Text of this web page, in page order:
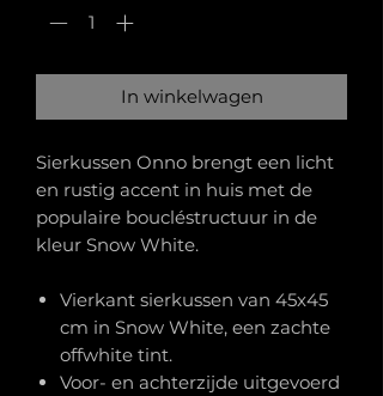
In winkelwagen
Sierkussen Onno brengt een licht
en rustig accent in huis met de
populaire boucléstructuur in de
kleur Snow White.
Vierkant sierkussen van 45x45
cm in Snow White, een zachte
offwhite tint.
Voor- en achterzijde uitgevoerd